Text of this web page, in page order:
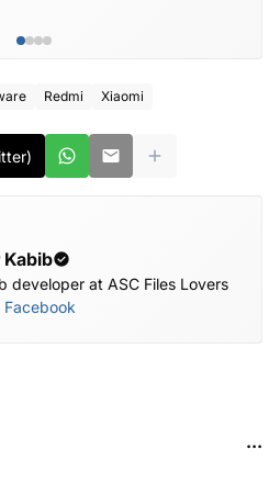
Redmi Xiaomi
developer at ASC Files Lovers
Facebook
...